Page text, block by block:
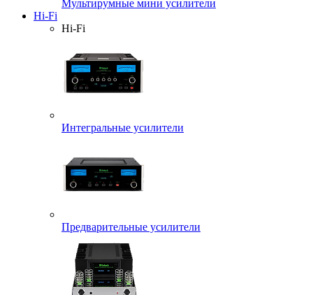
Мультирумные мини усилители
Hi-Fi
Hi-Fi
Интегральные усилители
Предварительные усилители